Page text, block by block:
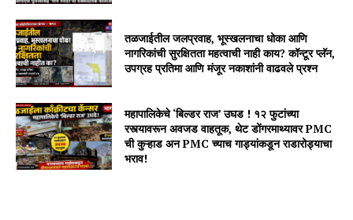
तळजाईतील जलप्रवाह, भूस्खलनाचा धोका आणि
नागरिकांची सुरक्षितता महत्वाची नाही काय? कॉन्टूर प्लॅन,
उपग्रह प्रतिमा आणि मंजूर नकाशांनी वाढवले प्रश्न
महापालिकेचे ‘बिल्डर राज’ उघड ! १२ फुटांच्या
रस्त्यावरून अवजड वाहतूक, थेट डोंगरमाथ्यावर PMC
ची कुऱ्हाड अन PMC च्याच गाड्यांकडून राडारोड्याचा
भराव!